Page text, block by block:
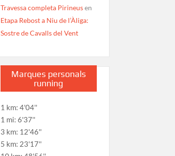
Travessa completa Pirineusen
Etapa Rebost a Niu de l’Àliga:
Sostre de Cavalls del Vent
Marques personals
running
1 km: 4'04''
1 mi: 6'37''
3 km: 12'46''
5 km: 23'17''